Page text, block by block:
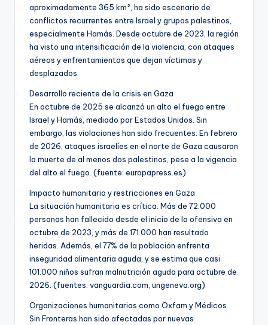
aproximadamente 365 km², ha sido escenario de
conflictos recurrentes entre Israel y grupos palestinos,
especialmente Hamás. Desde octubre de 2023, la región
ha visto una intensificación de la violencia, con ataques
aéreos y enfrentamientos que dejan víctimas y
desplazados.
Desarrollo reciente de la crisis en Gaza
En octubre de 2025 se alcanzó un alto el fuego entre
Israel y Hamás, mediado por Estados Unidos. Sin
embargo, las violaciones han sido frecuentes. En febrero
de 2026, ataques israelíes en el norte de Gaza causaron
la muerte de al menos dos palestinos, pese a la vigencia
del alto el fuego. (fuente: europapress.es)
Impacto humanitario y restricciones en Gaza
La situación humanitaria es crítica. Más de 72.000
personas han fallecido desde el inicio de la ofensiva en
octubre de 2023, y más de 171.000 han resultado
heridas. Además, el 77% de la población enfrenta
inseguridad alimentaria aguda, y se estima que casi
101.000 niños sufran malnutrición aguda para octubre de
2026. (fuentes: vanguardia.com, ungeneva.org)
Organizaciones humanitarias como Oxfam y Médicos
Sin Fronteras han sido afectadas por nuevas